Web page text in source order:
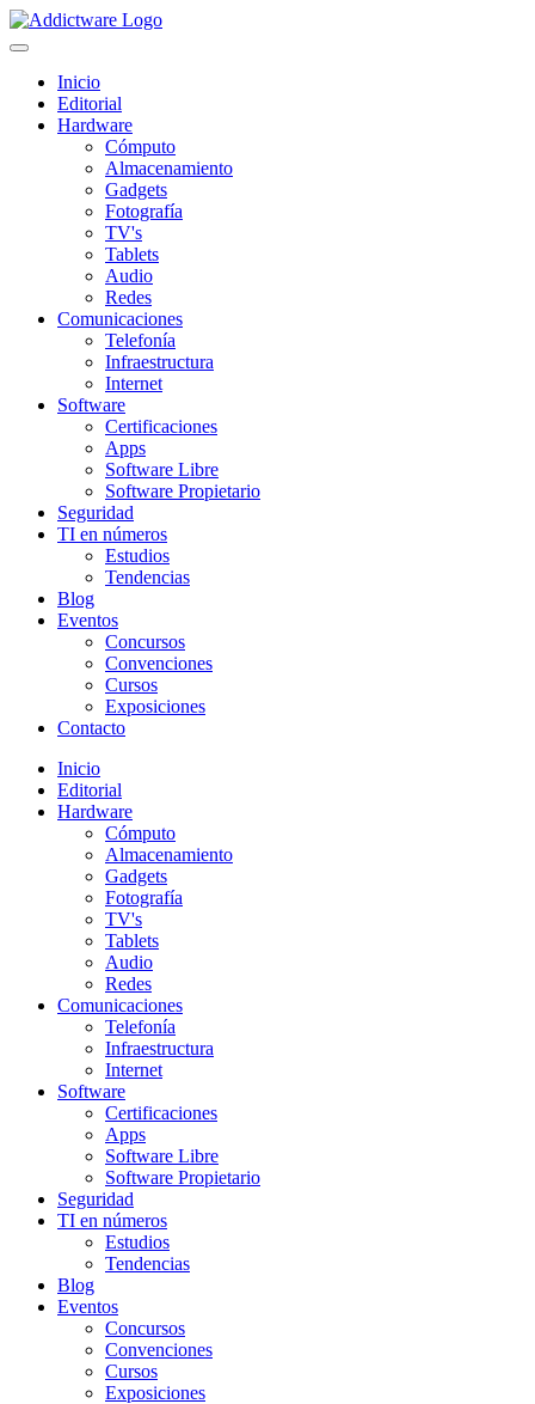
Inicio
Editorial
Hardware
Cómputo
Almacenamiento
Gadgets
Fotografía
TV's
Tablets
Audio
Redes
Comunicaciones
Telefonía
Infraestructura
Internet
Software
Certificaciones
Apps
Software Libre
Software Propietario
Seguridad
TI en números
Estudios
Tendencias
Blog
Eventos
Concursos
Convenciones
Cursos
Exposiciones
Contacto
Inicio
Editorial
Hardware
Cómputo
Almacenamiento
Gadgets
Fotografía
TV's
Tablets
Audio
Redes
Comunicaciones
Telefonía
Infraestructura
Internet
Software
Certificaciones
Apps
Software Libre
Software Propietario
Seguridad
TI en números
Estudios
Tendencias
Blog
Eventos
Concursos
Convenciones
Cursos
Exposiciones